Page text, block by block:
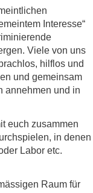
Interesse“
Viele von uns
hilflos und
und gemeinsam
annehmen und in
euch zusammen
in denen
Labor etc.
Raum für